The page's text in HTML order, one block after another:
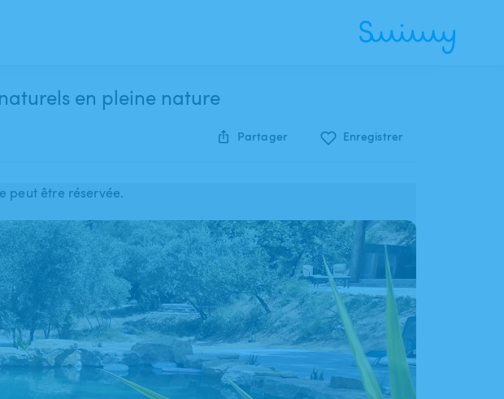
en pleine nature
Partager Enregistrer
peut être réservée.